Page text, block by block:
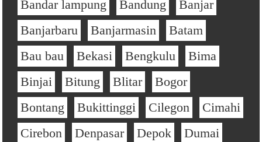
Bandar lampung
Bandung
Banjar
Banjarbaru
Banjarmasin
Batam
Bau bau
Bekasi Bengkulu
Bima
Binjai
Bitung Blitar
Bogor
Bontang
Bukittinggi Cilegon
Cimahi
Cirebon
Denpasar Depok
Dumai